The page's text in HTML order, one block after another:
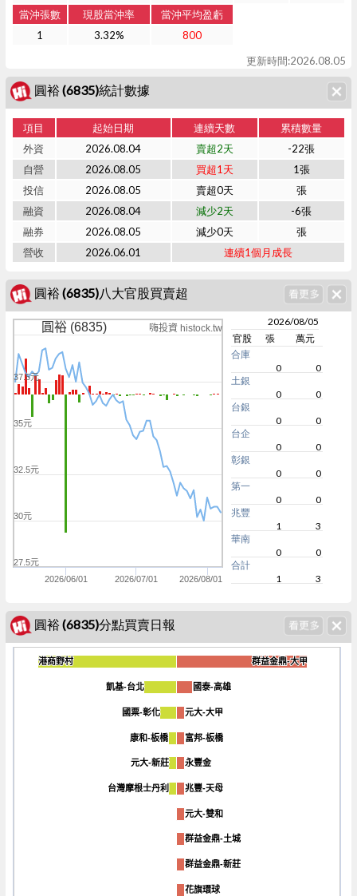
當沖張數 現股當沖率
當沖平均盈虧
1
3.32%
800
更新時間:2026.08.05
圓裕 (6835)統計數據
項目 起始日期 連續天數
累積數量
外資
2026.08.04 賣超2天
-22張
自營
2026.08.05 買超1天
1張
投信
2026.08.05 賣超0天
張
融資
2026.08.04 減少2天
-6張
融券
2026.08.05 減少0天
張
營收
2026.06.01 連續1個月成長
圓裕 (6835)八大官股買賣超
圓裕 (6835) 嗨投資 histock.tw
2026/06/01 2026/07/01 2026/08/01
27.5元
30元
32.5元
35元
37.5元
-3k
2026/08/05
官股
張
萬元
合庫
0
0
土銀
0
0
台銀
0
0
台企
0
0
彰銀
0
0
第一
0
0
兆豐
1
3
華南
0
0
合計
1
3
圓裕 (6835)分點買賣日報
群益金鼎-大甲
群益金鼎-大甲
國泰-高雄
國泰-高雄
元大-大甲
元大-大甲
富邦-板橋
富邦-板橋
永豐金
永豐金
兆豐-天母
兆豐-天母
元大-雙和
元大-雙和
群益金鼎-土城
群益金鼎-土城
群益金鼎-新莊
群益金鼎-新莊
花旗環球
花旗環球
港商野村
港商野村
凱基-台北
凱基-台北
國票-彰化
國票-彰化
康和-板橋
康和-板橋
元大-新莊
元大-新莊
台灣摩根士丹利
台灣摩根士丹利